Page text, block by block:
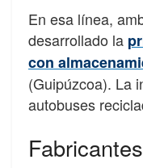
En esa línea,
desarrollado la
con
(Guipúzcoa). La
autobuses